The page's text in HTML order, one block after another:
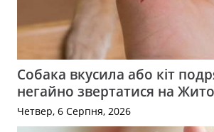
Собака вкусила або кіт
негайно звертатися на
Четвер, 6 Серпня, 2026